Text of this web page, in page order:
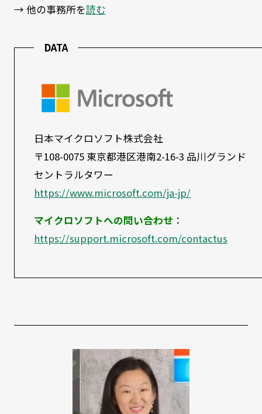
→ 他の事務所を読む
DATA
日本マイクロソフト株式会社
〒108-0075 東京都港区港南2-16-3 品川グランド
セントラルタワー
https://www.microsoft.com/ja-jp/
マイクロソフトへの問い合わせ ：
https://support.microsoft.com/contactus